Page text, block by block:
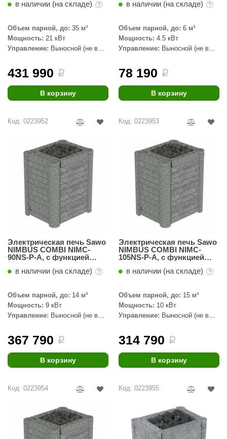
SAUNA
Термо
печи
в наличии (на складе)
Объем парной, до: 35 м³
Мощность: 21 кВт
Управление: Выносной (не в
431 990 i
В корзину
в наличии (на складе)
Объем парной, до: 6 м³
Мощность: 4.5 кВт
Управление: Выносной (не в
78 190 i
В корзину
Код: 0223952
Электрическая печь Sawo
NIMBUS COMBI NIMC-
90NS-P-A, с функцией
в наличии (на складе)
Объем парной, до: 14 м³
Мощность: 9 кВт
Управление: Выносной (не в
367 790 i
В корзину
Код: 0223953
Электрическая печь Sawo
NIMBUS COMBI NIMC-
105NS-P-A, с функцией
в наличии (на складе)
Объем парной, до: 15 м³
Мощность: 10 кВт
Управление: Выносной (не в
314 790 i
В корзину
Код: 0223954 Код: 0223955